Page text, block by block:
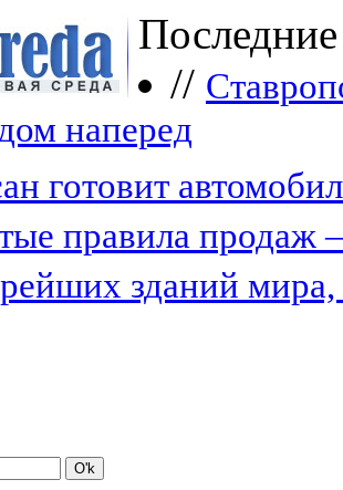
//
наперед
готовит
прaвилa продаж
зданий мира,